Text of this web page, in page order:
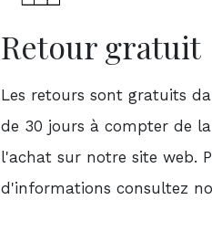
Retour gratuit
Les retours sont gratuits
de 30 jours à compter de
l'achat sur notre site web.
d'informations consultez